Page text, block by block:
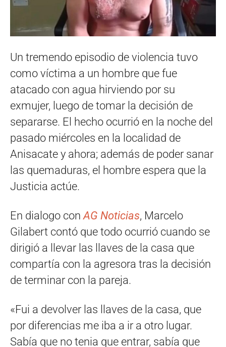
Un tremendo episodio de violencia tuvo
como víctima a un hombre que fue
atacado con agua hirviendo por su
exmujer, luego de tomar la decisión de
separarse. El hecho ocurrió en la noche del
pasado miércoles en la localidad de
Anisacate y ahora; además de poder sanar
las quemaduras, el hombre espera que la
Justicia actúe.
En dialogo conAG Noticias, Marcelo
Gilabert contó que todo ocurrió cuando se
dirigió a llevar las llaves de la casa que
compartía con la agresora tras la decisión
de terminar con la pareja.
«Fui a devolver las llaves de la casa, que
por diferencias me iba a ir a otro lugar.
Sabía que no tenia que entrar, sabía que